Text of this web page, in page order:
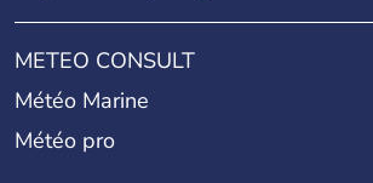
METEO CONSULT
Météo Marine
Météo pro